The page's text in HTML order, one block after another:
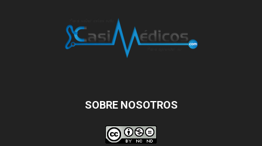
SOBRE NOSOTROS